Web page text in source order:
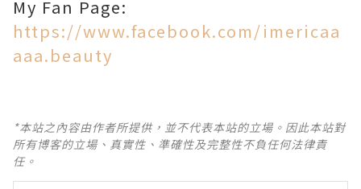
My Fan Page:
https://www.facebook.com/imericaa
aaa.beauty
*本站之內容由作者所提供，並不代表本站的立場。因此本站對
所有博客的立場、真實性、準確性及完整性不負任何法律責
任。